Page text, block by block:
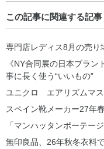
この記事に関連する記事
専門店レディス8月の売
《NY合同展の日本ブラ
事に長く使う“いいもの”
ユニクロ エアリズムマス
スペイン靴メーカー27年
「マンハッタンポーテ
無印良品、26年秋冬衣料